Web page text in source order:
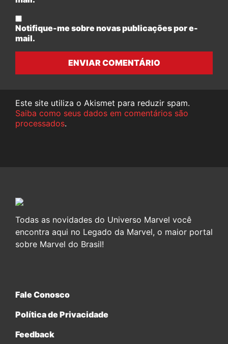
Notifique-me sobre novas publicações por e-
mail.
ENVIAR COMENTÁRIO
Este site utiliza o Akismet para reduzir spam.
Saiba como seus dados em comentários são
processados.
Todas as novidades do Universo Marvel você
encontra aqui no Legado da Marvel, o maior portal
sobre Marvel do Brasil!
Fale Conosco
Política de Privacidade
Feedback